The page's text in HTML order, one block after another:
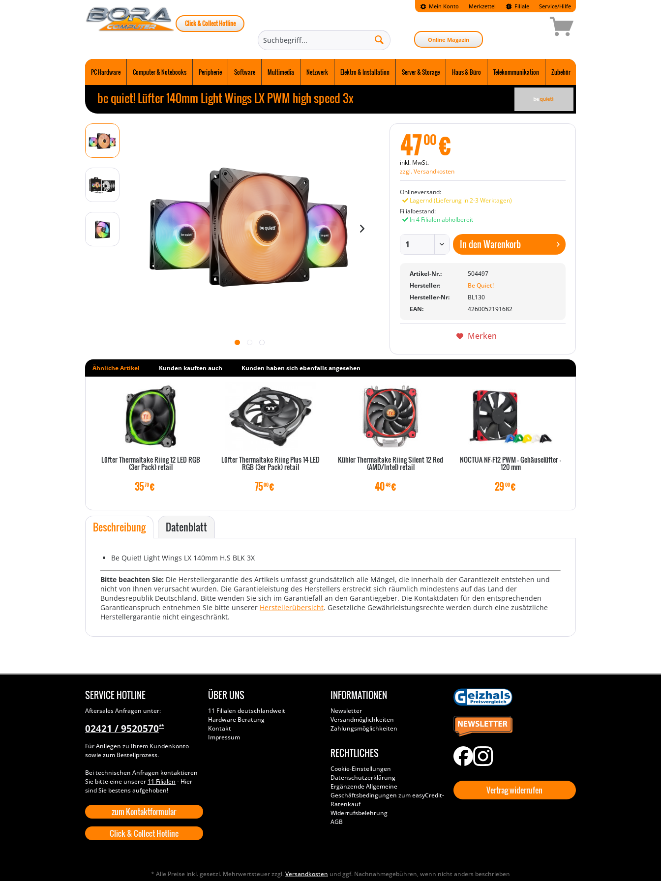
Mein Konto Merkzettel
Click & Collect Hotline
Filiale Service/Hilfe
Online Magazin
PC Hardware Computer & Notebooks Peripherie Software Multimedia Netzwerk Elektro & Installation Server & Storage Haus & Büro Telekommunikation Zubehör
be quiet! Lüfter 140mm Light Wings LX PWM high speed 3x
4700€
inkl. MwSt.
zzgl. Versandkosten
Onlineversand:
Lagernd (Lieferung in 2-3 Werktagen)
Filialbestand:
In 4 Filialen abholbereit
In denWarenkorb
Artikel-Nr.:
504497
Hersteller:
Be Quiet!
Hersteller-Nr:
BL130
EAN:
4260052191682
Merken
Ähnliche Artikel Kunden kauften auch Kunden haben sich ebenfalls angesehen
Lüfter Thermaltake Riing 12 LED RGB
(3er Pack) retail
3570€
Lüfter Thermaltake Riing Plus 14 LED
RGB (3er Pack) retail
7500€
Kühler Thermaltake Riing Silent 12 Red
(AMD/Intel) retail
4046€
NOCTUA NF-F12 PWM - Gehäuselüfter -
120 mm
2900€
Beschreibung Datenblatt
Be Quiet! Light Wings LX 140mm H.S BLK 3X
Bitte beachten Sie: Die Herstellergarantie des Artikels umfasst grundsätzlich alle Mängel, die innerhalb der Garantiezeit entstehen und
nicht von Ihnen verursacht wurden. Die Garantieleistung des Herstellers erstreckt sich räumlich mindestens auf das Land der
Bundesrepublik Deutschland. Bitte wenden Sie sich im Garantiefall an den Garantiegeber. Die Kontaktdaten für den entsprechenden
Garantieanspruch entnehmen Sie bitte unserer Herstellerübersicht. Gesetzliche Gewährleistungsrechte werden durch eine zusätzliche
Herstellergarantie nicht eingeschränkt.
SERVICE HOTLINE
Aftersales Anfragen unter:
02421 / 9520570**
Für Anliegen zu Ihrem Kundenkonto
sowie zum Bestellprozess.
Bei technischen Anfragen kontaktieren
Sie bitte eine unserer 11 Filialen - Hier
sind Sie bestens aufgehoben!
zum Kontaktformular
Click & Collect Hotline
ÜBER UNS
11 Filialen deutschlandweit
Hardware Beratung
Kontakt
Impressum
INFORMATIONEN
Newsletter
Versandmöglichkeiten
Zahlungsmöglichkeiten
RECHTLICHES
Cookie-Einstellungen
Datenschutzerklärung
Ergänzende Allgemeine
Geschäftsbedingungen zum easyCredit-
Ratenkauf
Widerrufsbelehrung
AGB
Vertrag widerrufen
* Alle Preise inkl. gesetzl. Mehrwertsteuer zzgl.Versandkosten und ggf. Nachnahmegebühren, wenn nicht anders beschrieben